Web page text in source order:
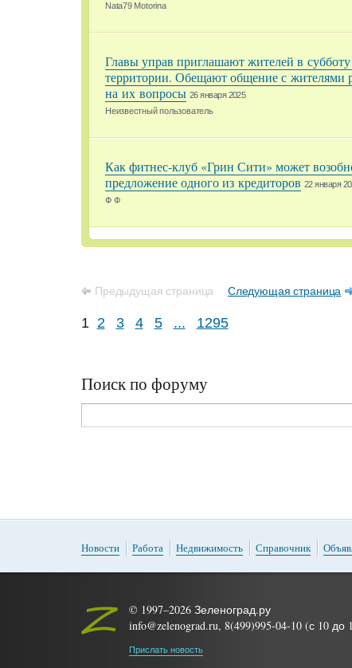
Nata79 Motorina
Главы управ приглашают жителей в
территории. Обещают общение с жителями
на их вопросы 26 января 2025
Неизвестный пользователь
Как фитнес-клуб «Грин Сити» может
предложение одного из кредиторов 22 января
Ф Ф
Предыдущая страница Следующая страница
1 2 3 4 5 ... 1295
Поиск по форуму
Новости Работа Недвижимость Справочник
© 1997–2026 Зеленоград.ру
info@zelenograd.ru, 8(499)995-04-10 (с 10
Прислать новость